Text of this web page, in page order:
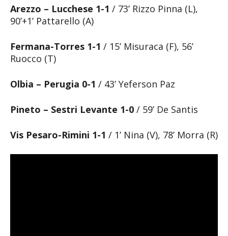
Arezzo – Lucchese 1-1 / 73’ Rizzo Pinna (L),
90’+1’ Pattarello (A)
Fermana-Torres 1-1 / 15’ Misuraca (F), 56’
Ruocco (T)
Olbia – Perugia 0-1 / 43’ Yeferson Paz
Pineto – Sestri Levante 1-0 / 59’ De Santis
Vis Pesaro-Rimini 1-1 / 1’ Nina (V), 78’ Morra (R)